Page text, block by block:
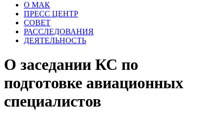
О МАК
ПРЕСС ЦЕНТР
СОВЕТ
РАССЛЕДОВАНИЯ
ДЕЯТЕЛЬНОСТЬ
О заседании КС по
подготовке авиационных
специалистов